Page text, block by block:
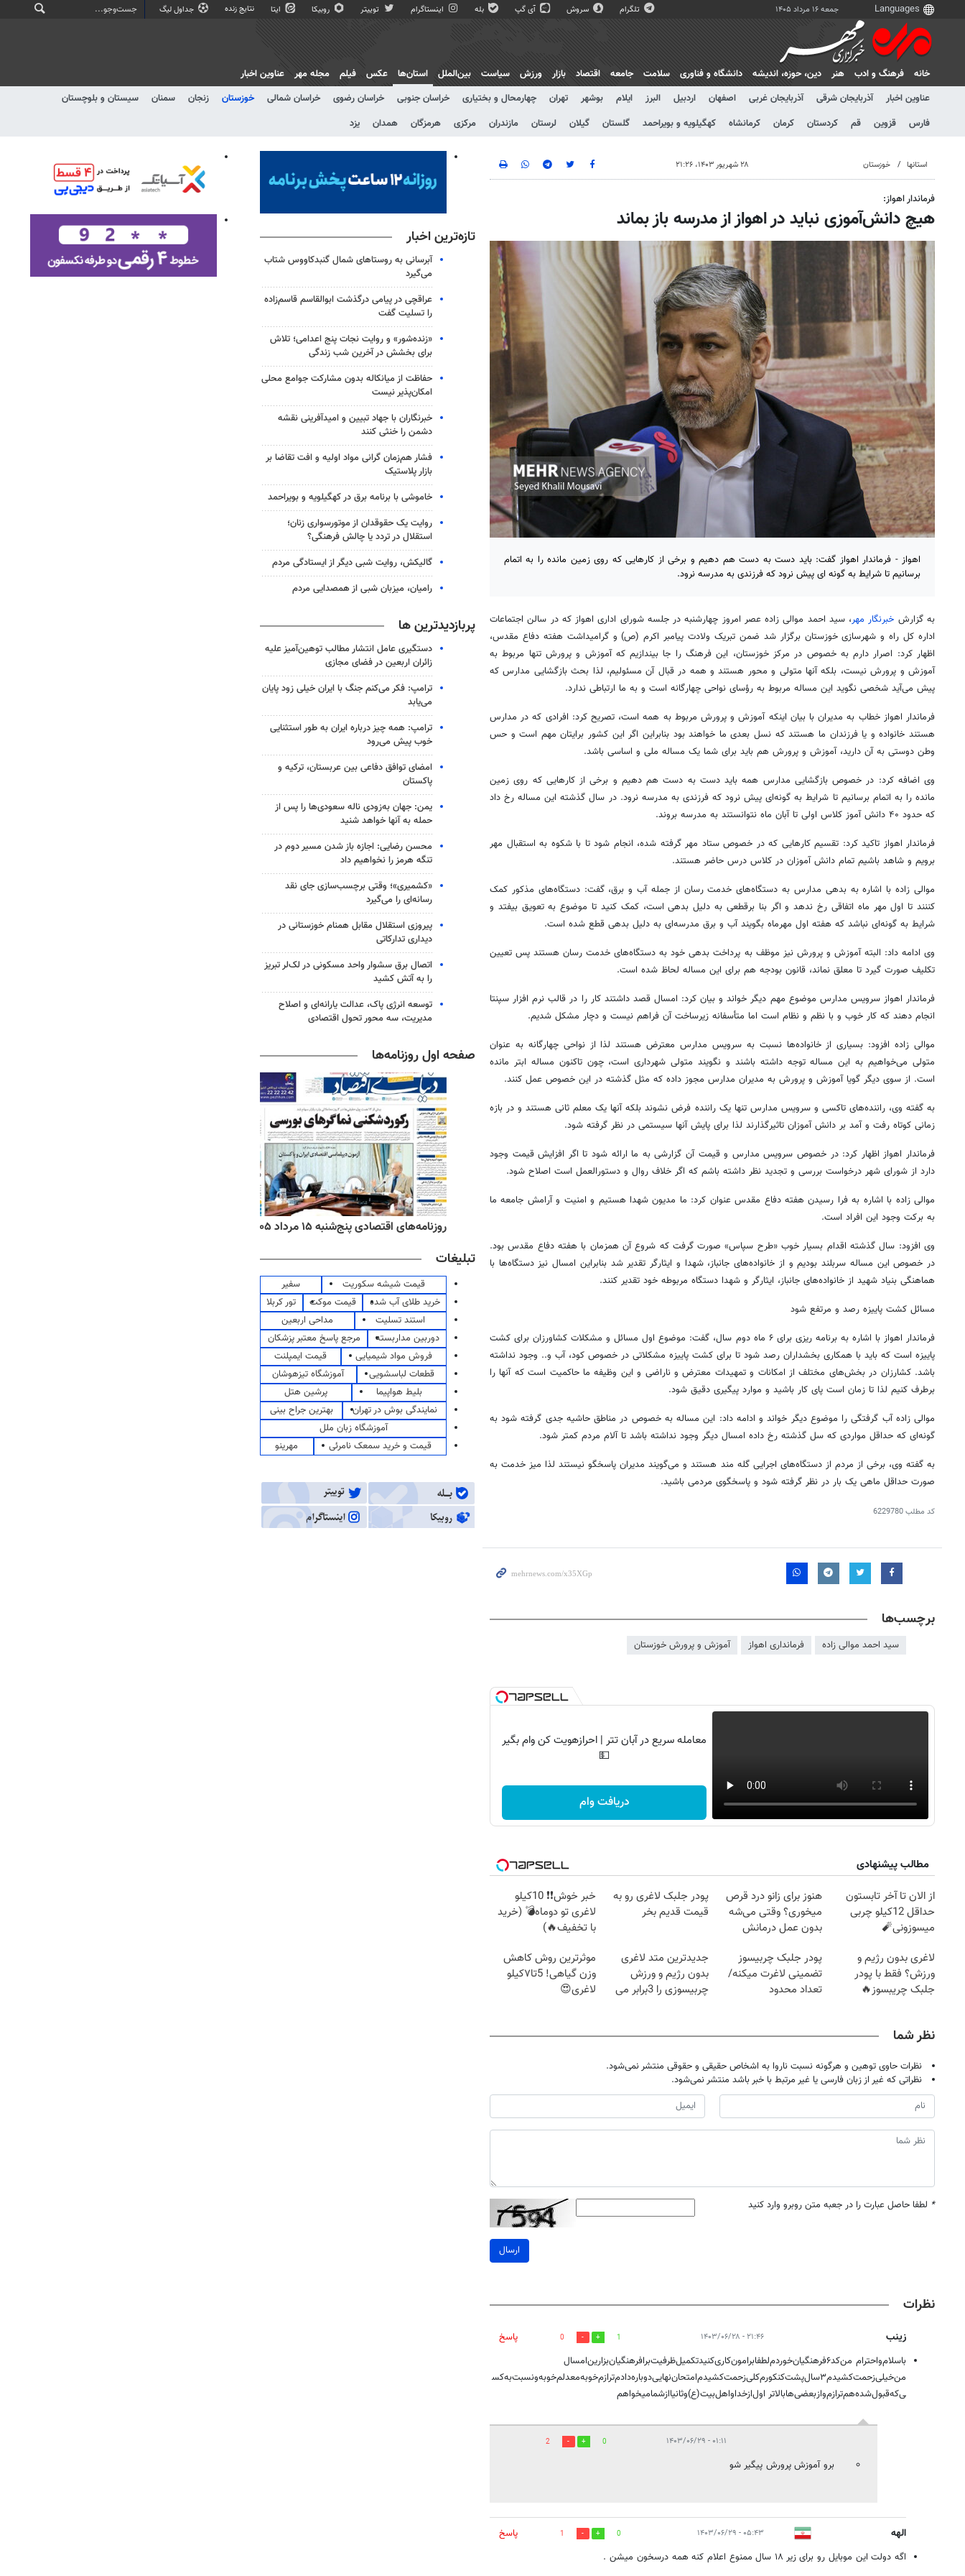
جمعه ۱۶ مرداد ۱۴۰۵ تلگرام سروش آی گپ بله اینستاگرام توییتر روبیکا ایتا نتایج زنده جداول لیگ
خانه فرهنگ و ادب هنر دين، حوزه، انديشه دانشگاه و فناوری سلامت جامعه اقتصاد بازار ورزش سیاست بین‌الملل
استان‌ها
عناوین اخبار
آذربایجان شرقی آذربایجان غربی اصفهان اردبیل البرز ایلام بوشهر تهران چهارمحال و بختیاری خراسان جنوبی خراسان رضوی خراسان شمالی خوزستان زنجان سمنان
سیستان و بلوچستان
فارس
قزوین قم کردستان کرمان کرمانشاه کهگیلویه و بویراحمد گلستان گیلان لرستان مازندران مرکزی هرمزگان همدان یزد
عکس فیلم مجله مهر عناوین اخبار
استانها خوزستان ۲۸ شهریور ۱۴۰۳، ۲۱:۲۶
فرماندار اهواز:
هیچ دانش‌آموزی نباید در اهواز از مدرسه باز بماند
اهواز - فرماندار اهواز گفت: باید دست به دست هم دهیم و برخی از کارهایی که روی زمین مانده را به اتمام
برسانیم تا شرایط به گونه ای پیش نرود که فرزندی به مدرسه نرود.
به گزارش خبرنگار مهر، سید احمد موالی زاده عصر امروز چهارشنبه در جلسه شورای اداری اهواز که در سالن اجتماعات
اداره کل راه و شهرسازی خوزستان برگزار شد ضمن تبریک ولادت پیامبر اکرم (ص)و گرامیداشت هفته دفاع مقدس،
اظهار کرد: اصرار دارم به خصوص در مرکز خوزستان، این فرهنگ را جا بیندازیم که آموزش و پرورش تنها مربوط به
آموزش و پرورش نیست، بلکه آنها متولی و محور هستند و همه در قبال آن مسئولیم، لذا بحث بازگشایی مدارس که
پیش می‌آید شخصی نگوید این مساله مربوط به رؤسای نواحی چهارگانه است و به ما ارتباطی ندارد.
فرماندار اهواز خطاب به مدیران با بیان اینکه آموزش و پرورش مربوط به همه است، تصریح کرد: افرادی که در مدارس
هستند خانواده و یا فرزندان ما هستند که نسل بعدی ما خواهند بود بنابراین اگر این کشور برایتان مهم است و حس
وطن دوستی به آن دارید، آموزش و پرورش هم باید برای شما یک مساله ملی و اساسی باشد.
وی اضافه کرد: در خصوص بازگشایی مدارس همه باید دست به دست هم دهیم و برخی از کارهایی که روی زمین
مانده را به اتمام برسانیم تا شرایط به گونه‌ای پیش نرود که فرزندی به مدرسه نرود. در سال گذشته این مساله رخ داد
که حدود ۴۰ دانش
آموز کلاس اولی تا آبان ماه نتوانستند به مدرسه بروند.
فرماندار اهواز تاکید کرد: تقسیم کارهایی که در خصوص ستاد مهر گرفته شده، انجام شود تا با شکوه به استقبال مهر
برویم و شاهد باشیم تمام دانش آموزان در کلاس درس حاضر هستند.
موالی زاده با اشاره به بدهی مدارس به دستگاه‌های خدمترسان از جمله آب و برق، گفت: دستگاه‌های مذکور کمک
کننندتا اول مهر ماه اتفاقی رخ ندهد و اگر بنا برقطعی به دلیل بدهی است، کمک کنید تا موضوع به تعویق بیفتد و
شرایط به گونه‌ای نباشد که هفته اول مهرماه بگویند آب و برق مدرسه‌ای به دلیل بدهی قطع شده است.
وی ادامه داد: البته آموزش و پرورش نیز موظف به پرداخت بدهی خود به دستگاه‌های خدمت رسانهستند پس تعیین
تکلیف صورت گیرد تا معلق نماند، قانون بودجه هم برای این مساله لحاظ شده است.
فرماندار اهواز سرویس مدارس موضوع مهم دیگر خواند و بیان کرد: امسال قصد داشتند کار را در قالب نرم افزار سپنتا
انجام دهند که کار خوب و با نظم و نظام است اما متأسفانه زیرساخت آن فراهم نیست و دچار مشکل شدیم.
موالی زاده افزود: بسیاری از خانواده‌ها نسبت به سرویس مدارس معترض هستند لذا از نواحی چهارگانه به عنوان
متولی می‌خواهیم به این مساله توجه داشته باشند و نگویند متولی شهرداری است، چون تاکنون مساله ابتر مانده
است. از سوی دیگر گویا آموزش و پرورش به مدیران مدارس مجوز داده که مثل گذشته در این خصوص عمل کنند.
به گفته وی، راننده‌های تاکسی و سرویس مدارس تنها یک راننده فرض نشوند بلکه آنها یک معلم ثانی هستند و در بازه
زمانی کوتاه رفت و آمد بر دانش آموزان تاثیرگذارند لذا برای پایش آنها سیستمی در نظر گرفته شود.
فرماندار اهواز اظهار کرد: در خصوص سرویس مدارس و قیمت آن گزارشی به ما ارائه شود تا اگر افزایش قیمت وجود
دارد از شورای شهر درخواست بررسی و تجدید نظر داشته باشم که اگر خلاف روال و دستورالعمل است اصلاح شود.
موالی زاده با اشاره به فرا رسیدن هفته دفاع مقدس عنوان کرد: ما مدیون شهدا هستیم و امنیت و آرامش جامعه ما
به برکت وجود این افراد است.
وی افزود: سال گذشته اقدام بسیار خوب «طرح سپاس» صورت گرفت که شروع آن همزمان با هفته دفاع مقدس بود.
در خصوص این مساله سربلند بودیم و از خانواده‌های جانباز، شهدا و ایثارگر تقدیر شد بنابراین امسال نیز دستگاه‌ها با
هماهنگی بنیاد شهید از خانواده‌های جانباز، ایثارگر و شهدا دستگاه مربوطه خود تقدیر کنند.
مسائل کشت پاییزه رصد و مرتفع شود
فرماندار اهواز با اشاره به برنامهریزی
برای ۶ ماه دوم سال، گفت: موضوع اول مسائل و مشکلات کشاورزان برای کشت
پاییزه است که باید با همکاری بخشداران رصد شود تا برای کشت پاییزه مشکلاتی در خصوص کود، آب و.. وجود نداشته
باشد.کشارزان در بخش‌های مختلف از امکانات و تمهیدات معترض و ناراضی و این وظیفه ما حاکمیت است که آنها را
برطرف کنیم لذا تا زمان است پای کار باشید و موارد پیگیری دقیق شود.
موالی زاده آب گرفتگی را موضوع دیگر خواند و ادامه داد: این مساله به خصوص در مناطق حاشیه جدی گرفته شود به
گونه‌ای که حداقل مواردی که سل گذشته رخ داده امسال دیگر وجود نداشته باشد تا آلام مردم کمتر شود.
به گفته وی، برخی از مردم از دستگاه‌های اجرایی گله مند هستند و می‌گویند مدیران پاسخگو نیستند لذا میز خدمت به
صورت حداقل ماهی یک بار در نظر گرفته شود و پاسخگوی مردمی باشید.
کد مطلب6229780
برچسب‌ها
سید احمد موالی زاده فرمانداری اهواز آموزش و پرورش خوزستان
معامله سریع در آبان تتر | احرازهویت کن وام بگیر
💵
دریافت وام
مطالب پیشنهادی
از الان تا آخر تابستون
حداقل 12کیلو چربی
میسوزونی🧨
هنوز برای زانو درد قرص
میخوری؟ وقتی می‌شه
بدون عمل درمانش
پودر جلبک لاغری رو به
قیمت قدیم بخر
خبر خوش❗❗ 10کیلو
لاغری تو دوماه💣 (خرید
با تخفیف🔥)
لاغری بدون رژیم و
ورزش؟ فقط با پودر
جلبک چریبسوز🔥
پودر جلبک چربیسوز
تضمینی لاغرت میکنه/
تعداد محدود
جدیدترین متد لاغری
بدون رژیم و ورزش
چربیسوزی را 3برابر می
موثرترین روش کاهش
وزن گیاهی! 5تا۷کیلو
لاغری😍
نظر شما
نظرات حاوی توهین و هرگونه نسبت ناروا به اشخاص حقیقی و حقوقی منتشر نمی‌شود.
نظراتی که غیر از زبان فارسی یا غیر مرتبط با خبر باشد منتشر نمی‌شود.
* لطفا حاصل عبارت را در جعبه متن روبرو وارد کنید
ارسال
نظرات
زینب ۲۱:۴۶ - ۱۴۰۳/۰۶/۲۸ 1
0
پاسخ
باسلام‌‌واحترام من‌کد۶‌فرهنگیان‌خوردم‌لطفا‌‌برامون‌کاری‌کنید‌‌تکمیل‌ظرفیت‌برا‌فرهنگیان‌بزارین‌امسال
من‌خیلی‌زحمت‌کشیدم۳سال‌پشت‌کنکورم‌‌کلی‌زحمت‌‌کشیدم‌‌امتحان‌نهایی‌دوباره‌دادم‌‌‌ترازم‌خوبه‌معدلم‌خوبه‌ونسبت‌به‌کس
ی‌که‌قبول‌شده‌‌هم‌ترازم‌‌وازبعضی‌ها‌بالاتر اول‌ازخدا‌واهل‌بیت‌(ع)‌وثانیا‌ازشما‌میخواهم‌‌
۰۱:۱۱ - ۱۴۰۳/۰۶/۲۹ 0
2
برو آموزش پرورش پیگیر شو
الهه ۰۵:۴۳ - ۱۴۰۳/۰۶/۲۹ 0
1
پاسخ
اگه دولت این موبایل رو برای زیر ۱۸ سال ممنوع اعلام کنه همه درسخون میشن .
تازه‌ترین اخبار
آبرسانی به روستاهای شمال گنبدکاووس شتاب
می‌گیرد
عراقچی در پیامی درگذشت ابوالقاسم قاسم‌زاده
را تسلیت گفت
«زنده‌شور» و روایت نجات پنج اعدامی؛ تلاش
برای بخشش در آخرین شب زندگی
حفاظت از میانکاله بدون مشارکت جوامع محلی
امکان‌پذیر نیست
خبرنگاران با جهاد تبیین و امیدآفرینی نقشه
دشمن را خنثی کنند
فشار هم‌زمان گرانی مواد اولیه و افت تقاضا بر
بازار پلاستیک
خاموشی با برنامه برق در کهگیلویه و بویراحمد
روایت یک حقوقدان از موتورسواری زنان؛
استقلال در تردد یا چالش فرهنگی؟
گالیکش، روایت شبی دیگر از ایستادگی مردم
رامیان، میزبان شبی از همصدایی مردم
پربازدیدترین ها
دستگیری عامل انتشار مطالب توهین‌آمیز علیه
زائران اربعین در فضای مجازی
ترامپ: فکر می‌کنم جنگ با ایران خیلی زود پایان
می‌یابد
ترامپ: همه چیز درباره ایران به طور استثنایی
خوب پیش می‌رود
امضای توافق دفاعی بین عربستان، ترکیه و
پاکستان
یمن: جهان به‌زودی ناله سعودی‌ها را پس از
حمله به آنها خواهد شنید
محسن رضایی: اجازه باز شدن مسیر دوم در
تنگه هرمز را نخواهیم داد
«کشمیری»؛ وقتی برچسب‌سازی جای نقد
رسانه‌ای را می‌گیرد
پیروزی استقلال مقابل همنام خوزستانی در
دیداری تدارکاتی
اتصال برق سشوار واحد مسکونی در لک‌لر تبریز
را به آتش کشید
توسعه انرژی پاک، عدالت یارانه‌ای و اصلاح
مدیریت، سه محور تحول اقتصادی
صفحه اول روزنامه‌ها
روزنامه‌های صبح پنج‌شنبه ۱۵ مرداد ۱۴۰۵ روزنامه‌های اقتصادی پنج‌شنبه ۱۵ مرداد ۱۴۰۵
تبلیغات
قیمت شیشه سکوریت
سفیر
خرید طلای آب شده
قیمت موکت
تور کربلا
استند تسلیت
مداحی اربعین
دوربین مداربسته
مرجع پاسخ معتبر پزشکان
فروش مواد شیمیایی
قیمت ایمپلنت
قطعات لباسشویی
آموزشگاه تیزهوشان
بلیط هواپیما
پرشین هتل
نمایندگی بوش در تهران
بهترین جراح بینی
آموزشگاه زبان ملل
قیمت و خرید سمعک نامرئی
مهرینو